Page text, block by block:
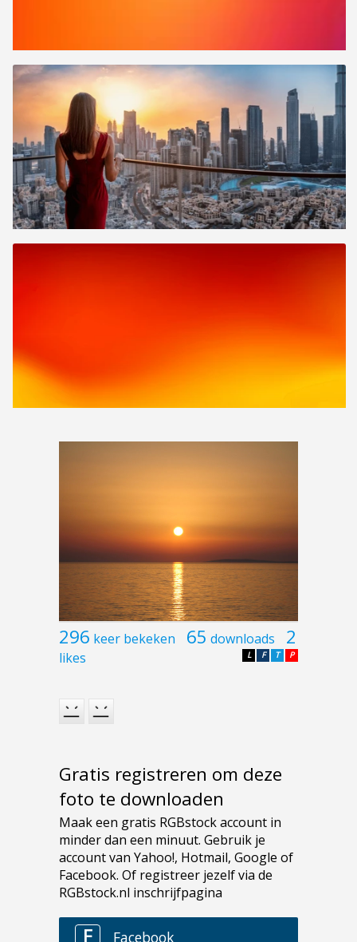
296 keer bekeken 65 downloads 2
likes P
T
F
L
Gratis registreren om deze
foto te downloaden